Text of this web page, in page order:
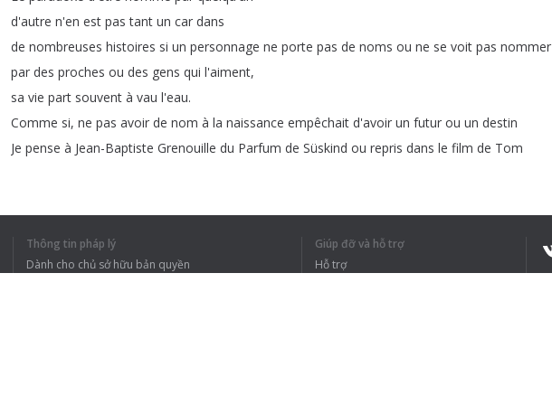
d'autre n'en est pas tant un car dans
de nombreuses histoires si un personnage ne porte pas de noms ou ne se voit pas nommer
par des proches ou des gens qui l'aiment,
sa vie part souvent à vau l'eau.
Comme si, ne pas avoir de nom à la naissance empêchait d'avoir un futur ou un destin
Je pense à Jean-Baptiste Grenouille du Parfum de Süskind ou repris dans le film de Tom
3 4 5
Thông tin pháp lý
Dành cho chủ sở hữu bản quyền
Giúp đỡ và hỗ trợ
Hỗ trợ